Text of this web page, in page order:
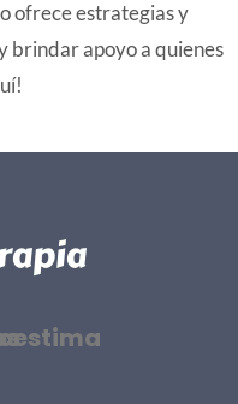
ofrece estrategias y
brindar apoyo a quienes